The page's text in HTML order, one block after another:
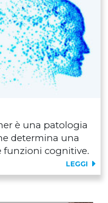
è una patologia
determina una
funzioni cognitive.
LEGGI